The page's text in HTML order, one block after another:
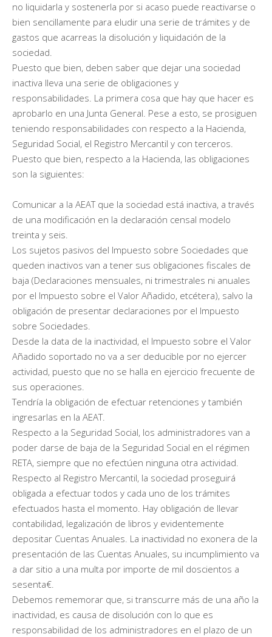
no liquidarla y sostenerla por si acaso puede reactivarse o
bien sencillamente para eludir una serie de trámites y de
gastos que acarreas la disolución y liquidación de la
sociedad.
Puesto que bien, deben saber que dejar una sociedad
inactiva lleva una serie de obligaciones y
responsabilidades. La primera cosa que hay que hacer es
aprobarlo en una Junta General. Pese a esto, se prosiguen
teniendo responsabilidades con respecto a la Hacienda,
Seguridad Social, el Registro Mercantil y con terceros.
Puesto que bien, respecto a la Hacienda, las obligaciones
son la siguientes:
Comunicar a la AEAT que la sociedad está inactiva, a través
de una modificación en la declaración censal modelo
treinta y seis.
Los sujetos pasivos del Impuesto sobre Sociedades que
queden inactivos van a tener sus obligaciones fiscales de
baja (Declaraciones mensuales, ni trimestrales ni anuales
por el Impuesto sobre el Valor Añadido, etcétera), salvo la
obligación de presentar declaraciones por el Impuesto
sobre Sociedades.
Desde la data de la inactividad, el Impuesto sobre el Valor
Añadido soportado no va a ser deducible por no ejercer
actividad, puesto que no se halla en ejercicio frecuente de
sus operaciones.
Tendría la obligación de efectuar retenciones y también
ingresarlas en la AEAT.
Respecto a la Seguridad Social, los administradores van a
poder darse de baja de la Seguridad Social en el régimen
RETA, siempre que no efectúen ninguna otra actividad.
Respecto al Registro Mercantil, la sociedad proseguirá
obligada a efectuar todos y cada uno de los trámites
efectuados hasta el momento. Hay obligación de llevar
contabilidad, legalización de libros y evidentemente
depositar Cuentas Anuales. La inactividad no exonera de la
presentación de las Cuentas Anuales, su incumplimiento va
a dar sitio a una multa por importe de mil doscientos a
sesenta€.
Debemos rememorar que, si transcurre más de una año la
inactividad, es causa de disolución con lo que es
responsabilidad de los administradores en el plazo de un